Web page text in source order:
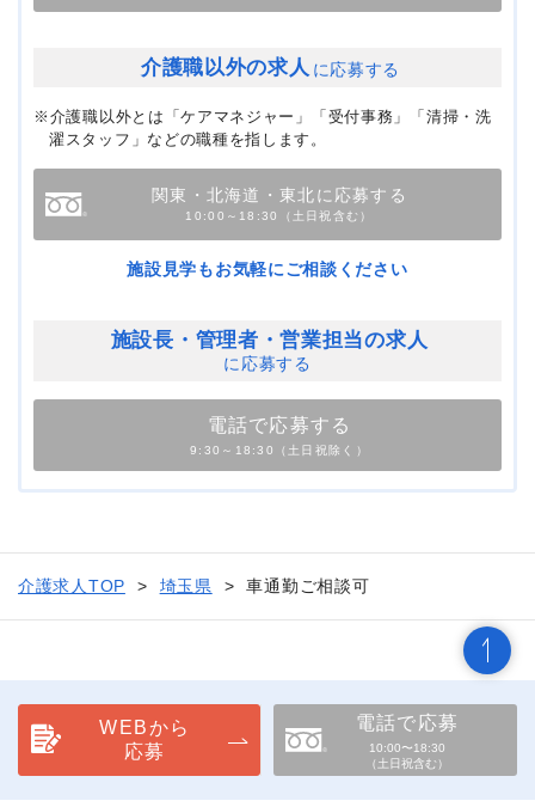
介護職以外の求人 に応募する
※介護職以外とは「ケアマネジャー」「受付事務」「清掃・洗
濯スタッフ」などの職種を指します。
関東・北海道・東北に応募する
10:00～18:30（土日祝含む）
施設見学もお気軽にご相談ください
施設長・管理者・営業担当の求人
に応募する
電話で応募する
9:30～18:30（土日祝除く）
介護求人TOP 埼玉県 車通勤ご相談可
WEBから
応募
電話で応募
10:00〜18:30
（土日祝含む）